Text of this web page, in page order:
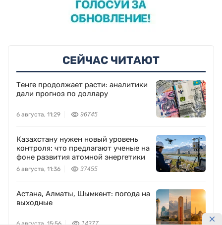
СЕЙЧАС ЧИТАЮТ
Тенге продолжает расти: аналитики
дали прогноз по доллару
6 августа, 11:29 96745
Казахстану нужен новый уровень
контроля: что предлагают ученые на
фоне развития атомной энергетики
6 августа, 11:36 37455
Астана, Алматы, Шымкент: погода на
выходные